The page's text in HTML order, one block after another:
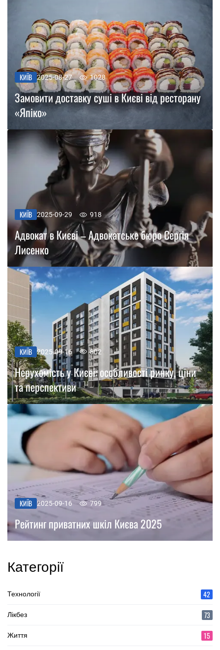
КИЇВ 2025-08-27 1028
Замовити доставку суші в Києві від ресторану
«Япіко»
КИЇВ 2025-09-29 918
Адвокат в Києві – Адвокатське бюро Сергія
Лисенко
КИЇВ 2025-09-16 802
Нерухомість у Києві: особливості ринку, ціни
та перспективи
КИЇВ 2025-09-16 799
Рейтинг приватних шкіл Києва 2025
Категорії
Технології 42
Лікбез 73
Життя 15